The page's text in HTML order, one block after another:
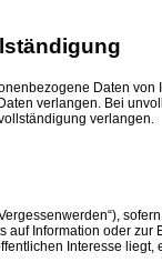
Daten
verlangen. Bei
verlangen.
auf Information oder zur
Interesse liegt,